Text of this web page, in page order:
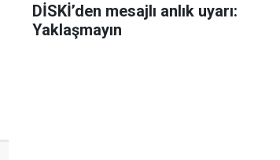
DİSKİ’den mesajlı anlık uyarı:
Yaklaşmayın